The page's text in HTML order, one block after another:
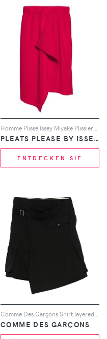
PLEATS PLEASE BY ISSEY MIYAKE
ENTDECKEN SIE
COMME DES GARÇONS